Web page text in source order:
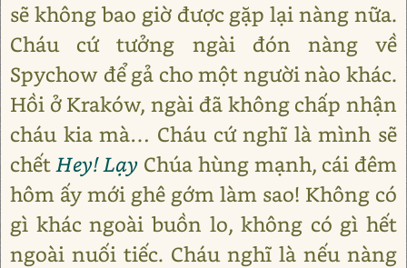
sẽ không bao giờ được gặp lại nàng nữa.
Cháu cứ tưởng ngài đón nàng về
Spychow để gả cho một người nào khác.
Hồi ở Kraków, ngài đã không chấp nhận
cháu kia mà… Cháu cứ nghĩ là mình sẽ
chếtHey! Lạy Chúa hùng mạnh, cái đêm
hôm ấy mới ghê gớm làm sao! Không có
gì khác ngoài buồn lo, không có gì hết
ngoài nuối tiếc. Cháu nghĩ là nếu nàng